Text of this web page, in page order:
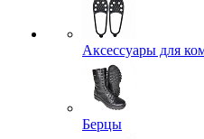
Аксессуары для
Берцы